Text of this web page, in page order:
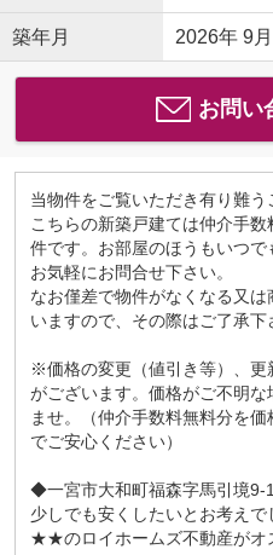
築年月 2026年 9
お問い
当物件をご覧いただき有り難う
こちらの新築戸建ては仲介手
件です。お部屋のほうもいつ
お気軽にお問合せ下さい。
なお僅差で物件がなくなる又
いますので、その際はご了承下
※価格の変更（値引き等）、更
がございます。価格がご不明
ませ。（仲介手数料無料分を
でご安心ください）
◆一宮市大和町福森字馬引境9-
少しでも安くしたいとお考え
★★のロイホームズ不動産がオ